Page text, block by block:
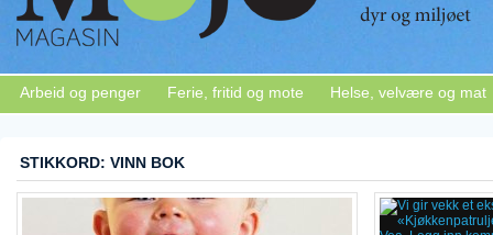
Arbeid og penger Ferie, fritid og mote Helse, velvære og mat
STIKKORD: VINN BOK